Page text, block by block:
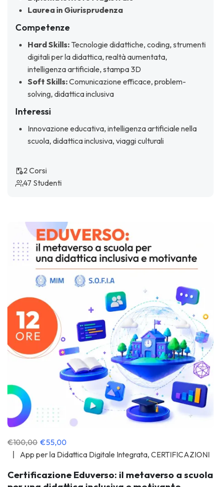
Laurea in Giurisprudenza
Competenze
Hard Skills: Tecnologie didattiche, coding, strumenti
digitali per la didattica, realtà aumentata,
intelligenza artificiale, stampa 3D
Soft Skills:Comunicazione efficace, problem-
solving, didattica inclusiva
Interessi
Innovazione educativa, intelligenza artificiale nella
scuola, didattica inclusiva, viaggi culturali
2 Corsi
47 Studenti
€100,00 €55,00
App per la Didattica Digitale Integrata, CERTIFICAZIONI
Certificazione Eduverso: il metaverso a scuola